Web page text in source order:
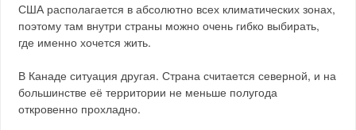
США располагается в абсолютно всех климатических зонах,
поэтому там внутри страны можно очень гибко выбирать,
где именно хочется жить.
В Канаде ситуация другая. Страна считается северной, и на
большинстве её территории не меньше полугода
откровенно прохладно.